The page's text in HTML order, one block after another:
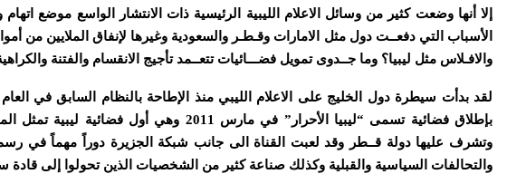
إلا أنها وضعت كثير من وسائل الاعلام الليبية الرئيسية ذات الانتشار الواسع موضع
الأسباب التي دفعــت دول مثل الامارات وقـطـر والسعودية وغيرها لإنفاق الملايين من
والافـلاس مثل ليبيا؟ وما جــدوى تمويل فضـــائيات تتعــمد تأجيج الانقسام والفتنة
بإطلاق فضائية تسمى “ليبيا الأحرار” في مارس 2011
وتشرف عليها دولة قــطر وقد لعبت القناة الى جانب شبكة الجزيرة دوراً مهماً في
والتحالفات السياسية والقبلية وكذلك صناعة كثير من الشخصيات الذين تحولوا إلى